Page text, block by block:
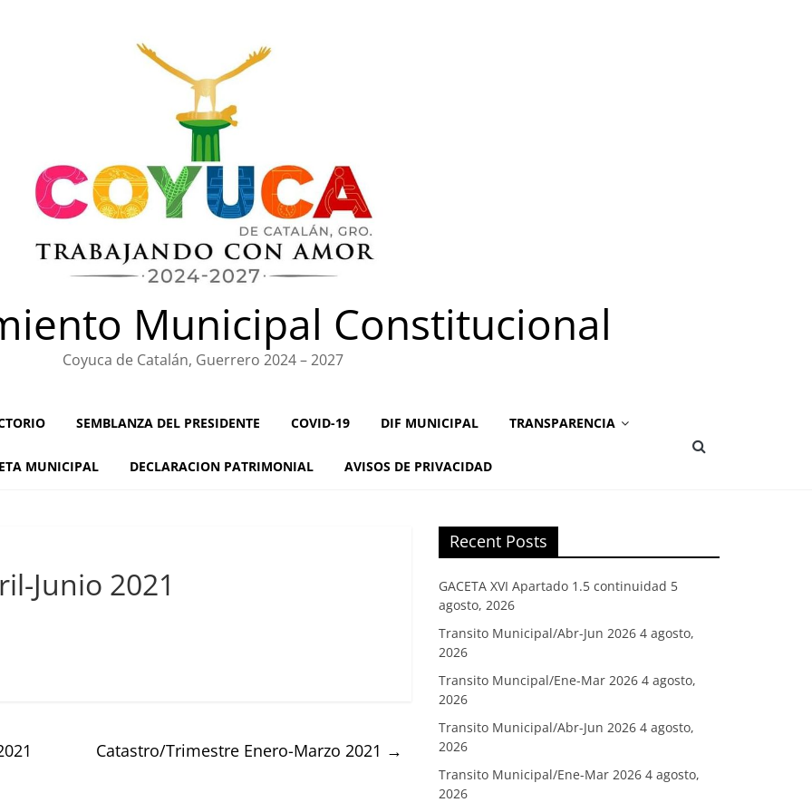
Municipal Constitucional
Coyuca de Catalán, Guerrero 2024 – 2027
SEMBLANZA DEL PRESIDENTE COVID-19 DIF MUNICIPAL TRANSPARENCIA
MUNICIPAL DECLARACION PATRIMONIAL AVISOS DE PRIVACIDAD
Junio 2021
Catastro/Trimestre Enero-Marzo 2021 →
Recent Posts
GACETA XVI Apartado 1.5 continuidad 5
agosto, 2026
Transito Municipal/Abr-Jun 2026 4 agosto,
2026
Transito Muncipal/Ene-Mar 2026 4 agosto,
2026
Transito Municipal/Abr-Jun 2026 4 agosto,
2026
Transito Municipal/Ene-Mar 2026 4 agosto,
2026